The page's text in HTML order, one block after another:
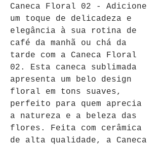
Caneca Floral 02 - Adicione
um toque de delicadeza e
elegância à sua rotina de
café da manhã ou chá da
tarde com a Caneca Floral
02. Esta caneca sublimada
apresenta um belo design
floral em tons suaves,
perfeito para quem aprecia
a natureza e a beleza das
flores. Feita com cerâmica
de alta qualidade, a Caneca